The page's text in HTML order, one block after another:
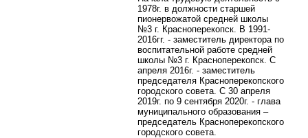
1978г. в должности старшей
пионервожатой средней школы
№3 г. Красноперекопск. В 1991-
2016гг. - заместитель директора по
воспитательной работе средней
школы №3 г. Красноперекопск. С
апреля 2016г. - заместитель
председателя Красноперекопского
городского совета. С 30 апреля
2019г. по 9 сентября 2020г. - глава
муниципального образования –
председатель Красноперекопского
городского совета.